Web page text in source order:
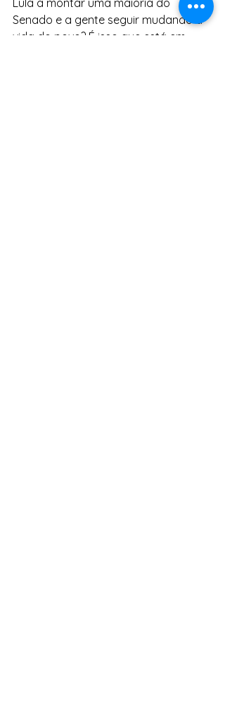
Lula a montar uma maioria do
Senado e a gente seguir mudando a
vida do povo? É isso que está em